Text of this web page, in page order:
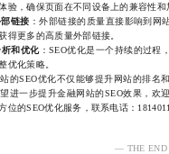
验，确保页面在不同设备上的兼容性和
链接 ：外部链接的质量直接影响到网
得更多的高质量外部链接。
和优化：SEO优化是一个持续的过程
优化策略。
SEO优化不仅能够提升网站的排名
进一步提升金融网站的SEO效果，欢
位的SEO优化服务，联系电话：
— THE